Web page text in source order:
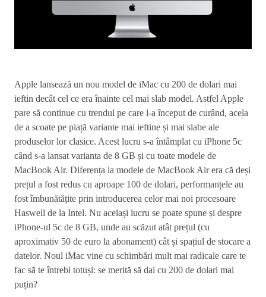
Apple lansează un nou model de iMac cu 200 de dolari mai
ieftin decât cel ce era înainte cel mai slab model. Astfel Apple
pare să continue cu trendul pe care l-a început de curând, acela
de a scoate pe piață variante mai ieftine și mai slabe ale
produselor lor clasice. Acest lucru s-a întâmplat cu iPhone 5c
când s-a lansat varianta de 8 GB și cu toate modele de
MacBook Air. Diferența la modele de MacBook Air era că deși
prețul a fost redus cu aproape 100 de dolari, performanțele au
fost îmbunătățite prin introducerea celor mai noi procesoare
Haswell de la Intel. Nu același lucru se poate spune și despre
iPhone-ul 5c de 8 GB, unde au scăzut atât prețul (cu
aproximativ 50 de euro la abonament) cât și spațiul de stocare a
datelor. Noul iMac vine cu schimbări mult mai radicale care te
fac să te întrebi totuși: se merită să dai cu 200 de dolari mai
puțin?